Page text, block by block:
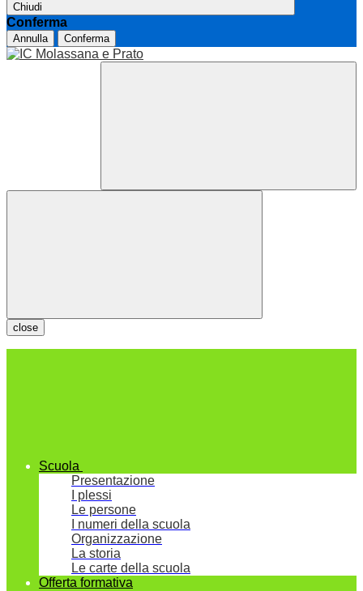
Chiudi
Conferma
Annulla Conferma
close
Scuola
Presentazione
I plessi
Le persone
I numeri della scuola
Organizzazione
La storia
Le carte della scuola
Offerta formativa